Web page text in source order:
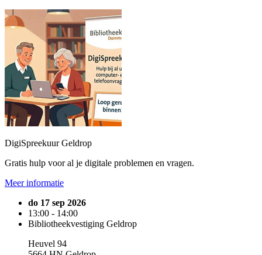
DigiSpreekuur Geldrop
Gratis hulp voor al je digitale problemen en vragen.
Meer informatie
do 17 sep 2026
13:00 - 14:00
Bibliotheekvestiging Geldrop
Heuvel 94